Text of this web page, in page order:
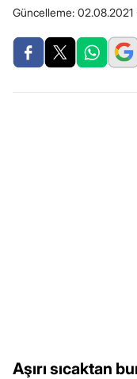
Güncelleme: 02.08.2021
Aşırı sıcaktan